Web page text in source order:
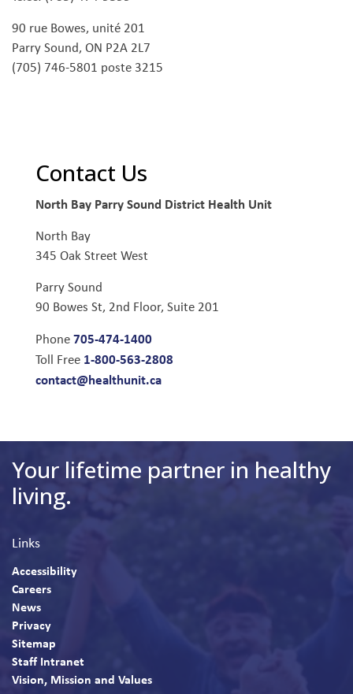
90 rue Bowes, unité 201
Parry Sound, ON P2A 2L7
(705) 746-5801 poste 3215
Contact Us
North Bay Parry Sound District Health Unit
North Bay
345 Oak Street West
Parry Sound
90 Bowes St, 2nd Floor, Suite 201
Phone705-474-1400
Toll Free 1-800-563-2808
contact@healthunit.ca
Your lifetime partner in healthy
living.
Links
Accessibility
Careers
News
Privacy
Sitemap
Staff Intranet
Vision, Mission and Values